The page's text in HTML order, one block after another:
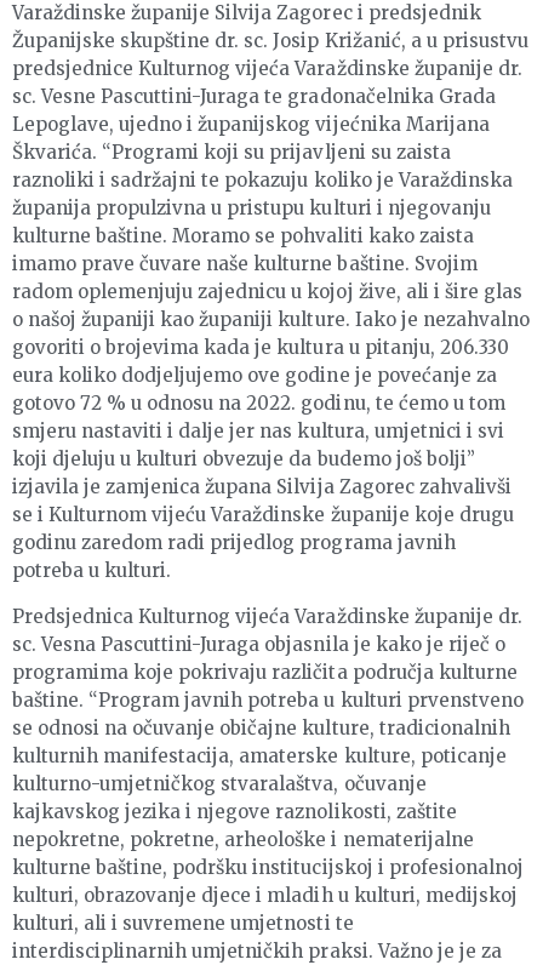
Varaždinske županije Silvija Zagorec i predsjednik
Županijske skupštine dr. sc. Josip Križanić, a u prisustvu
predsjednice Kulturnog vijeća Varaždinske županije dr.
sc. Vesne Pascuttini-Juraga te gradonačelnika Grada
Lepoglave, ujedno i županijskog vijećnika Marijana
Škvarića. “Programi koji su prijavljeni su zaista
raznoliki i sadržajni te pokazuju koliko je Varaždinska
županija propulzivna u pristupu kulturi i njegovanju
kulturne baštine. Moramo se pohvaliti kako zaista
imamo prave čuvare naše kulturne baštine. Svojim
radom oplemenjuju zajednicu u kojoj žive, ali i šire glas
o našoj županiji kao županiji kulture. Iako je nezahvalno
govoriti o brojevima kada je kultura u pitanju, 206.330
eura koliko dodjeljujemo ove godine je povećanje za
gotovo 72 % u odnosu na 2022. godinu, te ćemo u tom
smjeru nastaviti i dalje jer nas kultura, umjetnici i svi
koji djeluju u kulturi obvezuje da budemo još bolji”
izjavila je zamjenica župana Silvija Zagorec zahvalivši
se i Kulturnom vijeću Varaždinske županije koje drugu
godinu zaredom radi prijedlog programa javnih
potreba u kulturi.
Predsjednica Kulturnog vijeća Varaždinske županije dr.
sc. Vesna Pascuttini-Juraga objasnila je kako je riječ o
programima koje pokrivaju različita područja kulturne
baštine. “Program javnih potreba u kulturi prvenstveno
se odnosi na očuvanje običajne kulture, tradicionalnih
kulturnih manifestacija, amaterske kulture, poticanje
kulturno-umjetničkog stvaralaštva, očuvanje
kajkavskog jezika i njegove raznolikosti, zaštite
nepokretne, pokretne, arheološke i nematerijalne
kulturne baštine, podršku institucijskoj i profesionalnoj
kulturi, obrazovanje djece i mladih u kulturi, medijskoj
kulturi, ali i suvremene umjetnosti te
interdisciplinarnih umjetničkih praksi. Važno je je za